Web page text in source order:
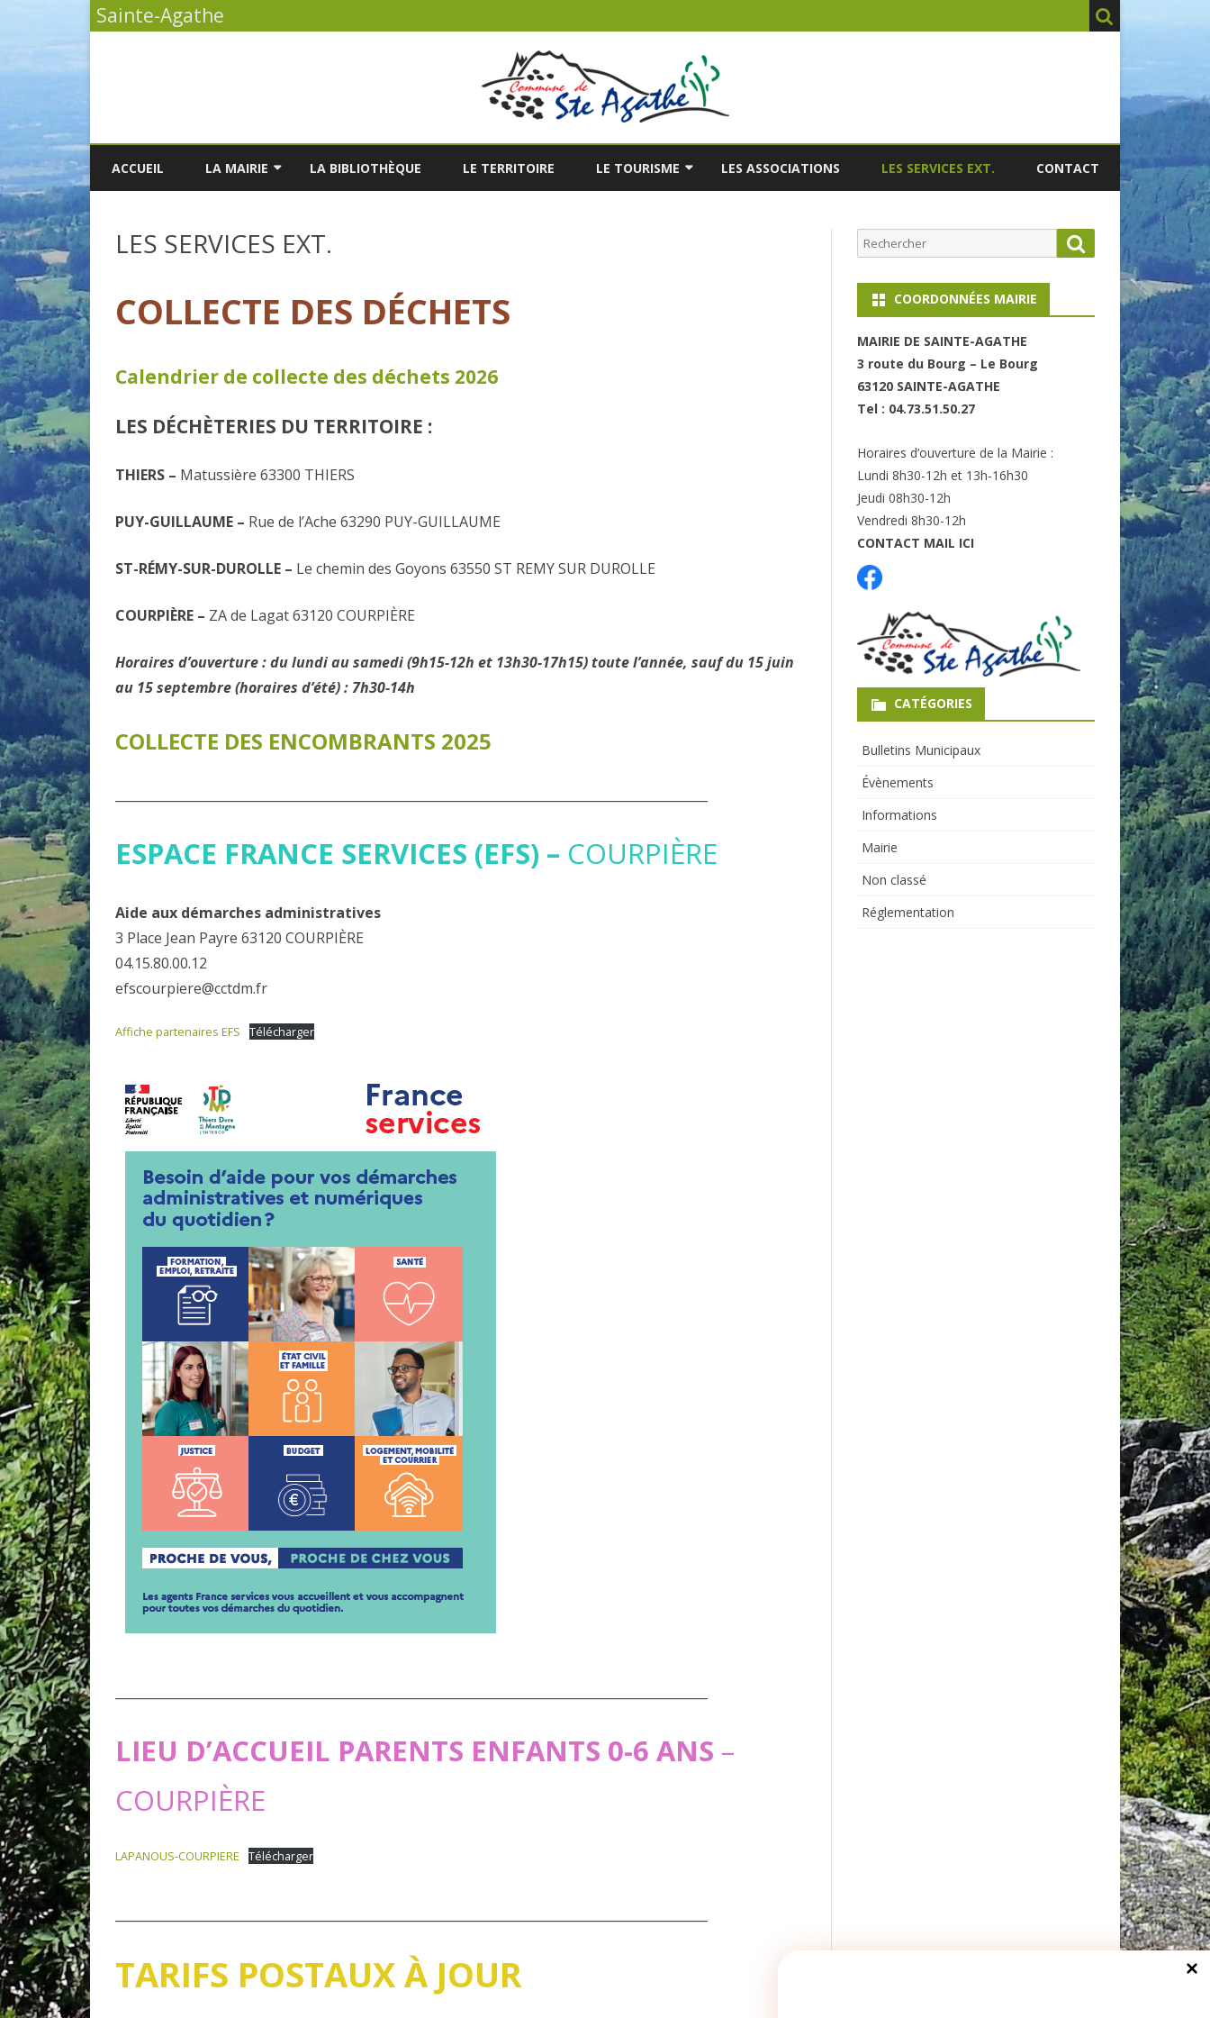
Sainte-Agathe
to
ACCUEIL LA MAIRIE
LA LISTE DES DÉLIBÉRATIONS
CONSEIL MUNICIPAL
LE BULLETIN MUNICIPAL
LA BIBLIOTHÈQUE LE TERRITOIRE LE TOURISME LES ASSOCIATIONS LES SERVICES EXT. CONTACT
LES SERVICES EXT.
COLLECTE DES DÉCHETS
Calendrier de collecte des déchets 2026
LES DÉCHÈTERIES DU TERRITOIRE :
THIERS – Matussière 63300 THIERS
PUY-GUILLAUME – Rue de l’Ache 63290 PUY-GUILLAUME
ST-RÉMY-SUR-DUROLLE – Le chemin des Goyons 63550 ST REMY SUR DUROLLE
COURPIÈRE – ZA de Lagat 63120 COURPIÈRE
Horaires d’ouverture : du lundi au samedi (9h15-12h et 13h30-17h15) toute l’année, sauf du 15 juin
au 15 septembre (horaires d’été) : 7h30-14h
COLLECTE DES ENCOMBRANTS 2025
ESPACE FRANCE SERVICES (EFS) – COURPIÈRE
Aide aux démarches administratives
3 Place Jean Payre 63120 COURPIÈRE
04.15.80.00.12
efscourpiere@cctdm.fr
Affiche partenaires EFS Télécharger
LIEU D’ACCUEIL PARENTS ENFANTS 0-6 ANS –
COURPIÈRE
LAPANOUS-COURPIERE Télécharger
TARIFS POSTAUX À JOUR
Rechercher Search
COORDONNÉES MAIRIE
MAIRIE DE SAINTE-AGATHE
3 route du Bourg – Le Bourg
63120 SAINTE-AGATHE
Tel : 04.73.51.50.27
Horaires d’ouverture de la Mairie :
Lundi 8h30-12h et 13h-16h30
Jeudi 08h30-12h
Vendredi 8h30-12h
CONTACT MAIL ICI
CATÉGORIES
Bulletins Municipaux
Évènements
Informations
Mairie
Non classé
Réglementation